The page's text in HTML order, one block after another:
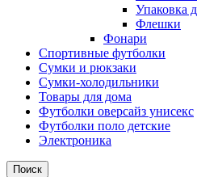
Упаковка
Флешки
Фонари
Спортивные футболки
Сумки и рюкзаки
Сумки-холодильники
Товары для дома
Футболки оверсайз унисекс
Футболки поло детские
Электроника
Поиск